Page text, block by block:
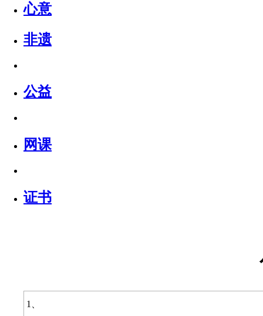
心意
非遗
公益
网课
证书
1、